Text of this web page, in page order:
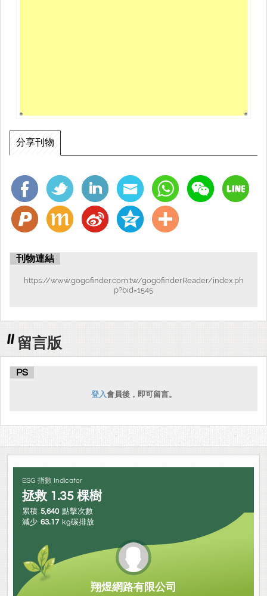
分享刊物
刊物連結
https://www.gogofinder.com.tw/gogofinderReader/index.ph
p?bid=1545
留言版
PS
登入會員後，即可留言。
ESG 指數 Indicator
拯救 1.35 棵樹
累積 5,640 點擊次數
減少 63.17 kg碳排放
翔煜網路有限公司